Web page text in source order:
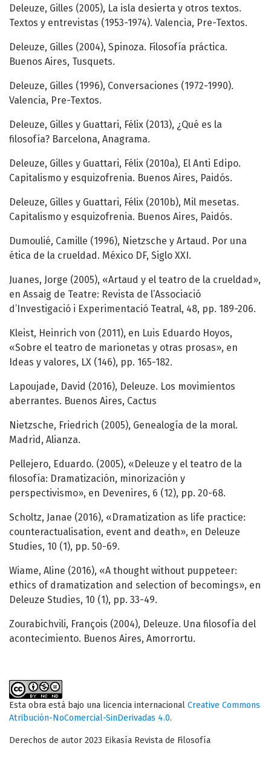
Deleuze, Gilles (2005), La isla desierta y otros textos.
Textos y entrevistas (1953-1974). Valencia, Pre-Textos.
Deleuze, Gilles (2004), Spinoza. Filosofía práctica.
Buenos Aires, Tusquets.
Deleuze, Gilles (1996), Conversaciones (1972-1990).
Valencia, Pre-Textos.
Deleuze, Gilles y Guattari, Félix (2013), ¿Qué es la
filosofía? Barcelona, Anagrama.
Deleuze, Gilles y Guattari, Félix (2010a), El Anti Edipo.
Capitalismo y esquizofrenia. Buenos Aires, Paidós.
Deleuze, Gilles y Guattari, Félix (2010b), Mil mesetas.
Capitalismo y esquizofrenia. Buenos Aires, Paidós.
Dumoulié, Camille (1996), Nietzsche y Artaud. Por una
ética de la crueldad. México DF, Siglo XXI.
Juanes, Jorge (2005), «Artaud y el teatro de la crueldad»,
en Assaig de Teatre: Revista de l’Associació
d’Investigació i Experimentació Teatral, 48, pp. 189-206.
Kleist, Heinrich von (2011), en Luis Eduardo Hoyos,
«Sobre el teatro de marionetas y otras prosas», en
Ideas y valores, LX (146), pp. 165-182.
Lapoujade, David (2016), Deleuze. Los movimientos
aberrantes. Buenos Aires, Cactus
Nietzsche, Friedrich (2005), Genealogía de la moral.
Madrid, Alianza.
Pellejero, Eduardo. (2005), «Deleuze y el teatro de la
filosofía: Dramatización, minorización y
perspectivismo», en Devenires, 6 (12), pp. 20-68.
Scholtz, Janae (2016), «Dramatization as life practice:
counteractualisation, event and death», en Deleuze
Studies, 10 (1), pp. 50-69.
Wiame, Aline (2016), «A thought without puppeteer:
ethics of dramatization and selection of becomings», en
Deleuze Studies, 10 (1), pp. 33-49.
Zourabichvili, François (2004), Deleuze. Una filosofía del
acontecimiento. Buenos Aires, Amorrortu.
Esta obra está bajo una licencia internacional Creative Commons
Atribución-NoComercial-SinDerivadas 4.0.
Derechos de autor 2023 Eikasía Revista de Filosofía